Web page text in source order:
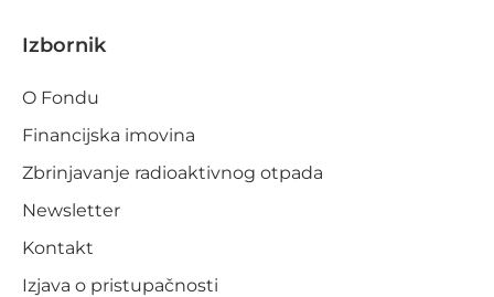
Izbornik
O Fondu
Financijska imovina
Zbrinjavanje radioaktivnog otpada
Newsletter
Kontakt
Izjava o pristupačnosti